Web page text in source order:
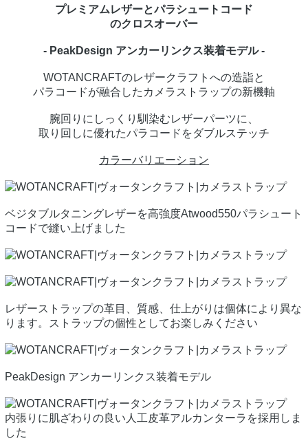
プレミアムレザーとパラシュートコード
のクロスオーバー
- PeakDesign アンカーリンクス装着モデル -
WOTANCRAFTのレザークラフトへの造詣と
パラコードが融合したカメラストラップの新機軸
腕回りにしっくり馴染むレザーパーツに、
取り回しに優れたパラコードをダブルステッチ
カラーバリエーション
ベジタブルタニングレザーを高強度Atwood550パラシュート
コードで縫い上げました
レザーストラップの革目、質感、仕上がりは個体により異な
ります。ストラップの個性としてお楽しみください
PeakDesign アンカーリンクス装着モデル
内張りに肌ざわりの良い人工皮革アルカンターラを採用しま
した